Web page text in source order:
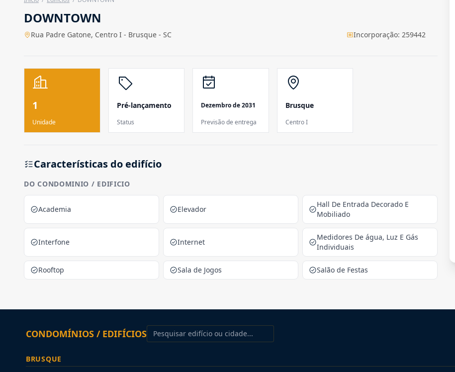
DOWNTOWN
Rua Padre Gatone, Centro I - Brusque - SC Incorporação: 259442
1
Unidade
Pré-lançamento
Status
Dezembro de 2031
Previsão de entrega
Brusque
Centro I
Características do edifício
DO CONDOMINIO / EDIFICIO
Academia Elevador
Hall De Entrada Decorado E
Mobiliado
Interfone Internet
Medidores De água, Luz E Gás
Individuais
Rooftop Sala de Jogos Salão de Festas
CONDOMÍNIOS / EDIFÍCIOS
BRUSQUE